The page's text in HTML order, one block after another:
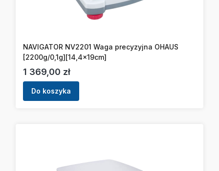
NAVIGATOR NV2201 Waga precyzyjna OHAUS
[2200g/0,1g][14,4x19cm]
Cena
1 369,00 zł
Do koszyka